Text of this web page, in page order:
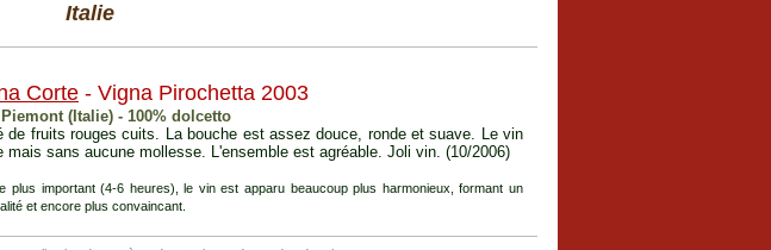
Italie
Corte - Vigna Pirochetta 2003
(Italie) - 100% dolcetto
de fruits rouges cuits. La bouche est assez douce, ronde et suave. Le vin
mais sans aucune mollesse. L'ensemble est agréable. Joli vin. (10/2006)
plus important (4-6 heures), le vin est apparu beaucoup plus harmonieux, formant un
et encore plus convaincant.